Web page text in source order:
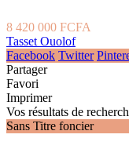
8 420 000 FCFA
Tasset Ouolof
Facebook Twitter
Partager
Favori
Imprimer
Vos résultats de
Sans Titre foncier